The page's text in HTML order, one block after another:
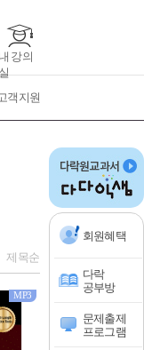
내 강의
객지원
회원혜택
다락
공부방
문제출제
프로그램
제목순
MP3